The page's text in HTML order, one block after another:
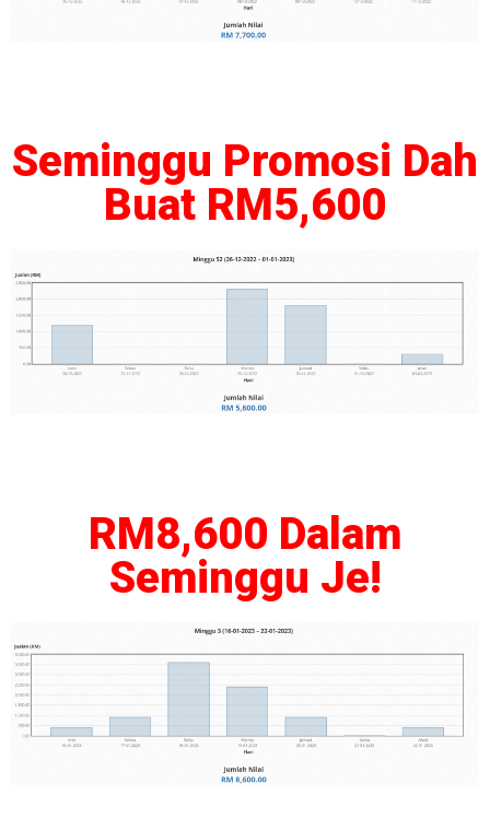
Seminggu Promosi Dah
Buat RM5,600
RM8,600 Dalam
Seminggu Je!